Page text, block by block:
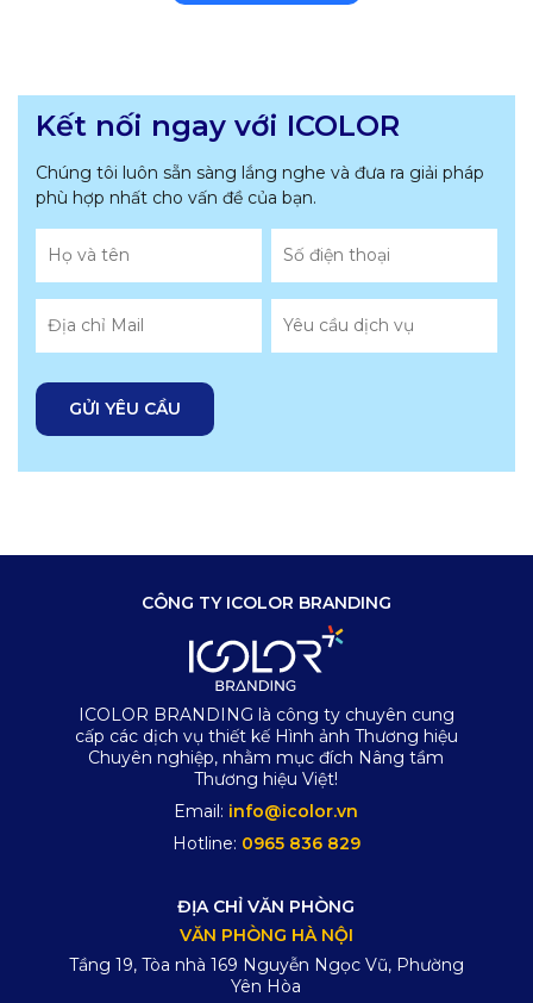
Kết nối ngay với ICOLOR
Chúng tôi luôn sẵn sàng lắng nghe và đưa ra giải pháp
phù hợp nhất cho vấn đề của bạn.
CÔNG TY ICOLOR BRANDING
ICOLOR BRANDING là công ty chuyên cung
cấp các dịch vụ thiết kế Hình ảnh Thương hiệu
Chuyên nghiệp, nhằm mục đích Nâng tầm
Thương hiệu Việt!
Email: info@icolor.vn
Hotline: 0965 836 829
ĐỊA CHỈ VĂN PHÒNG
VĂN PHÒNG HÀ NỘI
Tầng 19, Tòa nhà 169 Nguyễn Ngọc Vũ, Phường
Yên Hòa